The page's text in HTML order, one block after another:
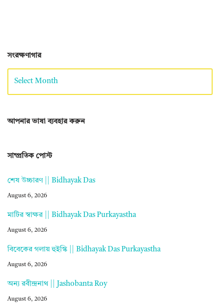
সংরক্ষণাগার
আপনার ভাষা ব্যবহার করুন
সাম্প্রতিক পোস্ট
শেষ উচ্চারণ || Bidhayak Das
August 6, 2026
মাটির স্বাক্ষর || Bidhayak Das Purkayastha
August 6, 2026
বিবেকের গলায় হুইস্কি || Bidhayak Das Purkayastha
August 6, 2026
অন্য রবীন্দ্রনাথ || Jashobanta Roy
August 6, 2026